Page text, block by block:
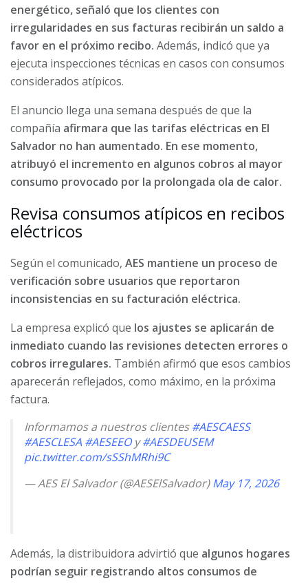
energético, señaló que los clientes con
irregularidades en sus facturas recibirán un saldo a
favor en el próximo recibo. Además, indicó que ya
ejecuta inspecciones técnicas en casos con consumos
considerados atípicos.
El anuncio llega una semana después de que la
compañía afirmara que las tarifas eléctricas en El
Salvador no han aumentado. En ese momento,
atribuyó el incremento en algunos cobros al mayor
consumo provocado por la prolongada ola de calor.
Revisa consumos atípicos en recibos
eléctricos
Según el comunicado, AES mantiene un proceso de
verificación sobre usuarios que reportaron
inconsistencias en su facturación eléctrica.
La empresa explicó que los ajustes se aplicarán de
inmediato cuando las revisiones detecten errores o
cobros irregulares. También afirmó que esos cambios
aparecerán reflejados, como máximo, en la próxima
factura.
Informamos a nuestros clientes#AESCAESS
#AESCLESA #AESEEOy#AESDEUSEM
pic.twitter.com/sSShMRhi9C
— AES El Salvador (@AESElSalvador)May 17, 2026
Además, la distribuidora advirtió que algunos hogares
podrían seguir registrando altos consumos de